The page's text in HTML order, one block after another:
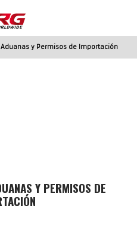
y Permisos de Importación
Y PERMISOS DE